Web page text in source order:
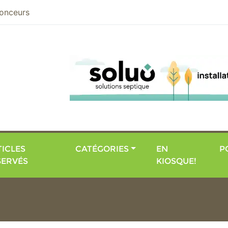
CATÉGORIES
EN
KIOSQUE!